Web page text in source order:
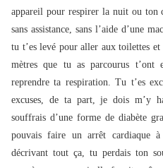
appareil pour respirer la nuit ou ton
sans assistance, sans l’aide d’une
tu t’es levé pour aller aux toilettes
mètres que tu as parcourus t’ont
reprendre ta respiration. Tu t’es
excuses, de ta part, je dois m’y
souffrais d’une forme de diabète
pouvais faire un arrêt cardiaque
décrivant tout ça, tu perdais ton